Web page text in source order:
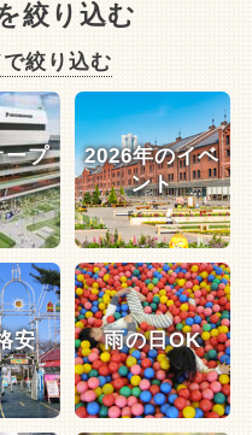
絞り込む
絞り込む
ープ
2026年のイベ
ント
安 雨の日OK